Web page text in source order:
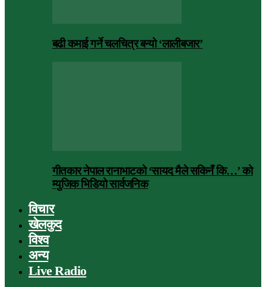
बढी कमाई गर्ने चलचित्र बन्यो ‘लालीबजार’
गीतकार नेपाल रानाभाटको ‘सायद मैले सकिनँ कि…’ को
म्युजिक भिडियो सार्वजनिक
विचार
खेलकुद
विश्व
अन्य
Live Radio